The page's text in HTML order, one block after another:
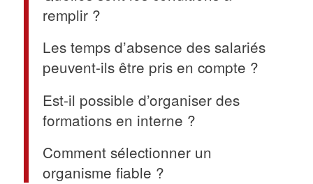
remplir ?
Les temps d’absence des salariés
peuvent-ils être pris en compte ?
Est-il possible d’organiser des
formations en interne ?
Comment sélectionner un
organisme fiable ?